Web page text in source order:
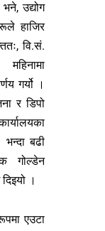
उद्योग
हाजिर
वि.सं.
गर्यो ।
र डिपो
बढी
गोल्डेन
।
एउटा